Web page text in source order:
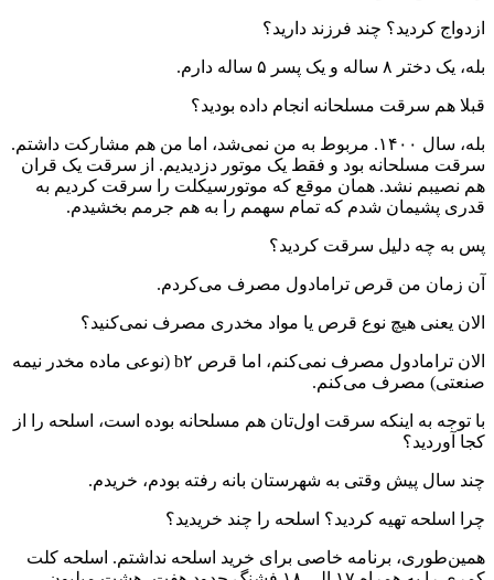
‌ازدواج کردید؟ چند فرزند دارید؟
بله، یک دختر ۸ ساله و یک پسر ۵ ساله دارم.
‌قبلا هم سرقت مسلحانه انجام داده بودید؟
بله، سال ۱۴۰۰. مربوط به من نمی‌شد، اما من هم مشارکت داشتم.
سرقت مسلحانه بود و فقط یک موتور دزدیدیم. از سرقت یک قران
هم نصیبم نشد. همان موقع که موتورسیکلت را سرقت کردیم به
قدری پشیمان شدم که تمام سهمم را به هم جرمم بخشیدم.
‌پس به چه دلیل سرقت کردید؟
آن زمان من قرص ترامادول مصرف می‌کردم.
‌الان یعنی هیچ نوع قرص یا مواد مخدری مصرف نمی‌کنید؟
الان ترامادول مصرف نمی‌کنم، اما قرص b۲ (نوعی ماده مخدر نیمه
صنعتی) مصرف می‌کنم.
‌با توجه به اینکه سرقت اول‌تان هم مسلحانه بوده است، اسلحه را از
کجا آوردید؟
چند سال پیش وقتی به شهرستان بانه رفته بودم، خریدم.
‌چرا اسلحه تهیه کردید؟ اسلحه را چند خریدید؟
همین‌طوری، برنامه خاصی برای خرید اسلحه نداشتم. اسلحه کلت